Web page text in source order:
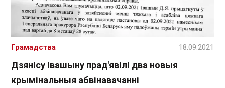
Дзянісу Івашыну прад'явілі два новыя
крымінальныя абвінавачанні
Грамадства 18.09.2021